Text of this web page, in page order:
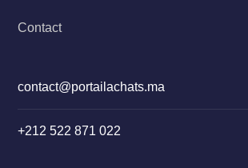
Contact
contact@portailachats.ma
+212 522 871 022